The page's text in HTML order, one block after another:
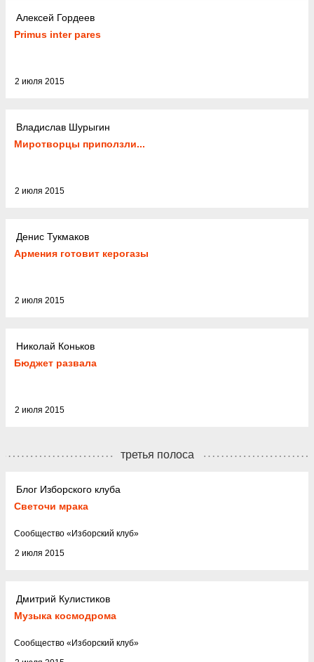
Алексей Гордеев
Primus inter pares
2 июля 2015
Владислав Шурыгин
Миротворцы приползли...
2 июля 2015
Денис Тукмаков
Армения готовит керогазы
2 июля 2015
Николай Коньков
Бюджет развала
2 июля 2015
третья полоса
Блог Изборского клуба
Светочи мрака
2 июля 2015
Cообщество « Изборский клуб»
Дмитрий Кулистиков
Музыка космодрома
Cообщество « Изборский клуб»